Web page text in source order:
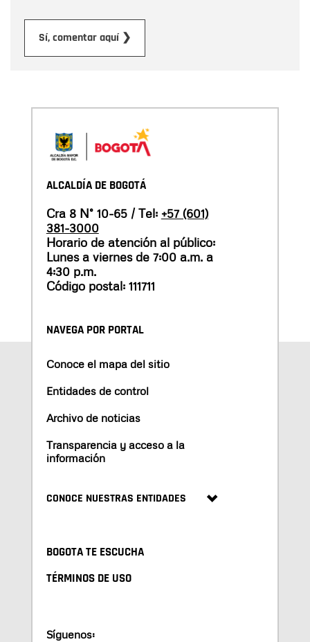
Sí, comentar aquí ❯
ALCALDÍA DE BOGOTÁ
Cra 8 N° 10-65 / Tel: +57 (601)
381-3000
Horario de atención al público:
Lunes a viernes de 7:00 a.m. a
4:30 p.m.
Código postal: 111711
NAVEGA POR PORTAL
Conoce el mapa del sitio
Entidades de control
Archivo de noticias
Transparencia y acceso a la
información
CONOCE NUESTRAS ENTIDADES
BOGOTA TE ESCUCHA
TÉRMINOS DE USO
Síguenos: